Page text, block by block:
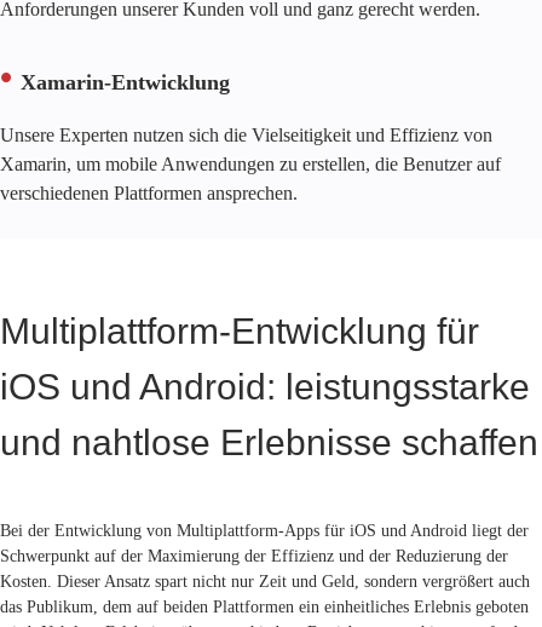
Anforderungen unserer Kunden voll und ganz gerecht werden.
Xamarin-Entwicklung
Unsere Experten nutzen sich die Vielseitigkeit und Effizienz von
Xamarin, um mobile Anwendungen zu erstellen, die Benutzer auf
verschiedenen Plattformen ansprechen.
Multiplattform-Entwicklung für
iOS und Android: leistungsstarke
und nahtlose Erlebnisse schaffen
Bei der Entwicklung von Multiplattform-Apps für iOS und Android liegt der
Schwerpunkt auf der Maximierung der Effizienz und der Reduzierung der
Kosten. Dieser Ansatz spart nicht nur Zeit und Geld, sondern vergrößert auch
das Publikum, dem auf beiden Plattformen ein einheitliches Erlebnis geboten